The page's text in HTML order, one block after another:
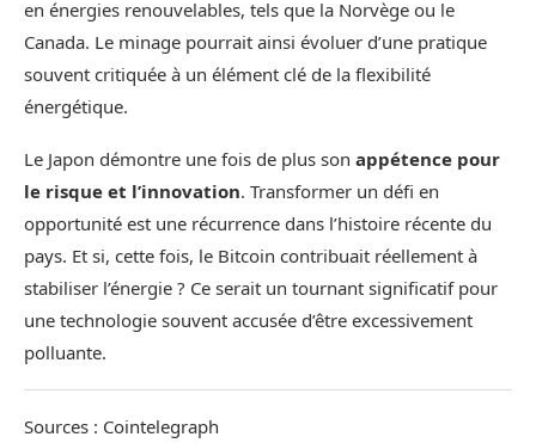
en énergies renouvelables, tels que la Norvège ou le
Canada. Le minage pourrait ainsi évoluer d’une pratique
souvent critiquée à un élément clé de la flexibilité
énergétique.
Le Japon démontre une fois de plus son appétence pour
le risque et l’innovation. Transformer un défi en
opportunité est une récurrence dans l’histoire récente du
pays. Et si, cette fois, le Bitcoin contribuait réellement à
stabiliser l’énergie ? Ce serait un tournant significatif pour
une technologie souvent accusée d’être excessivement
polluante.
Sources : Cointelegraph